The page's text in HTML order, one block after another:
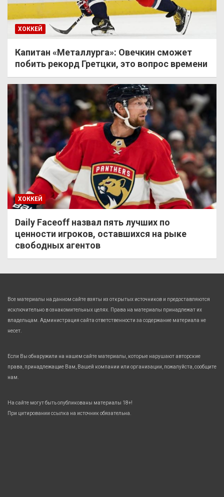
ХОККЕЙ
Капитан «Металлурга»: Овечкин сможет
побить рекорд Гретцки, это вопрос времени
ХОККЕЙ
Daily Faceoff назвал пять лучших по
ценности игроков, оставшихся на рыке
свободных агентов
Все материалы на данном сайте взяты из открытых источников и предоставляются
исключительно в ознакомительных целях. Права на материалы принадлежат их
владельцам. Администрация сайта ответственности за содержание материала не
несет.
Если Вы обнаружили на нашем сайте материалы, которые нарушают авторские
права, принадлежащие Вам, Вашей компании или организации, пожалуйста, сообщите
нам.
На сайте могут быть опубликованы материалы 18+!
При цитировании ссылка на источник обязательна.